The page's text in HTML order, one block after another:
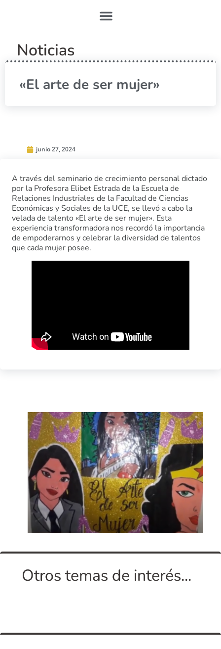
Noticias
«El arte de ser mujer»
junio 27, 2024
A través del seminario de crecimiento personal dictado
por la Profesora Elibet Estrada de la Escuela de
Relaciones Industriales de la Facultad de Ciencias
Económicas y Sociales de la UCE, se llevó a cabo la
velada de talento «El arte de ser mujer». Esta
experiencia transformadora nos recordó la importancia
de empoderarnos y celebrar la diversidad de talentos
que cada mujer posee.
Otros temas de interés...